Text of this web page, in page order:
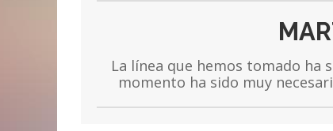
La línea que hemos tomado ha
momento ha sido muy